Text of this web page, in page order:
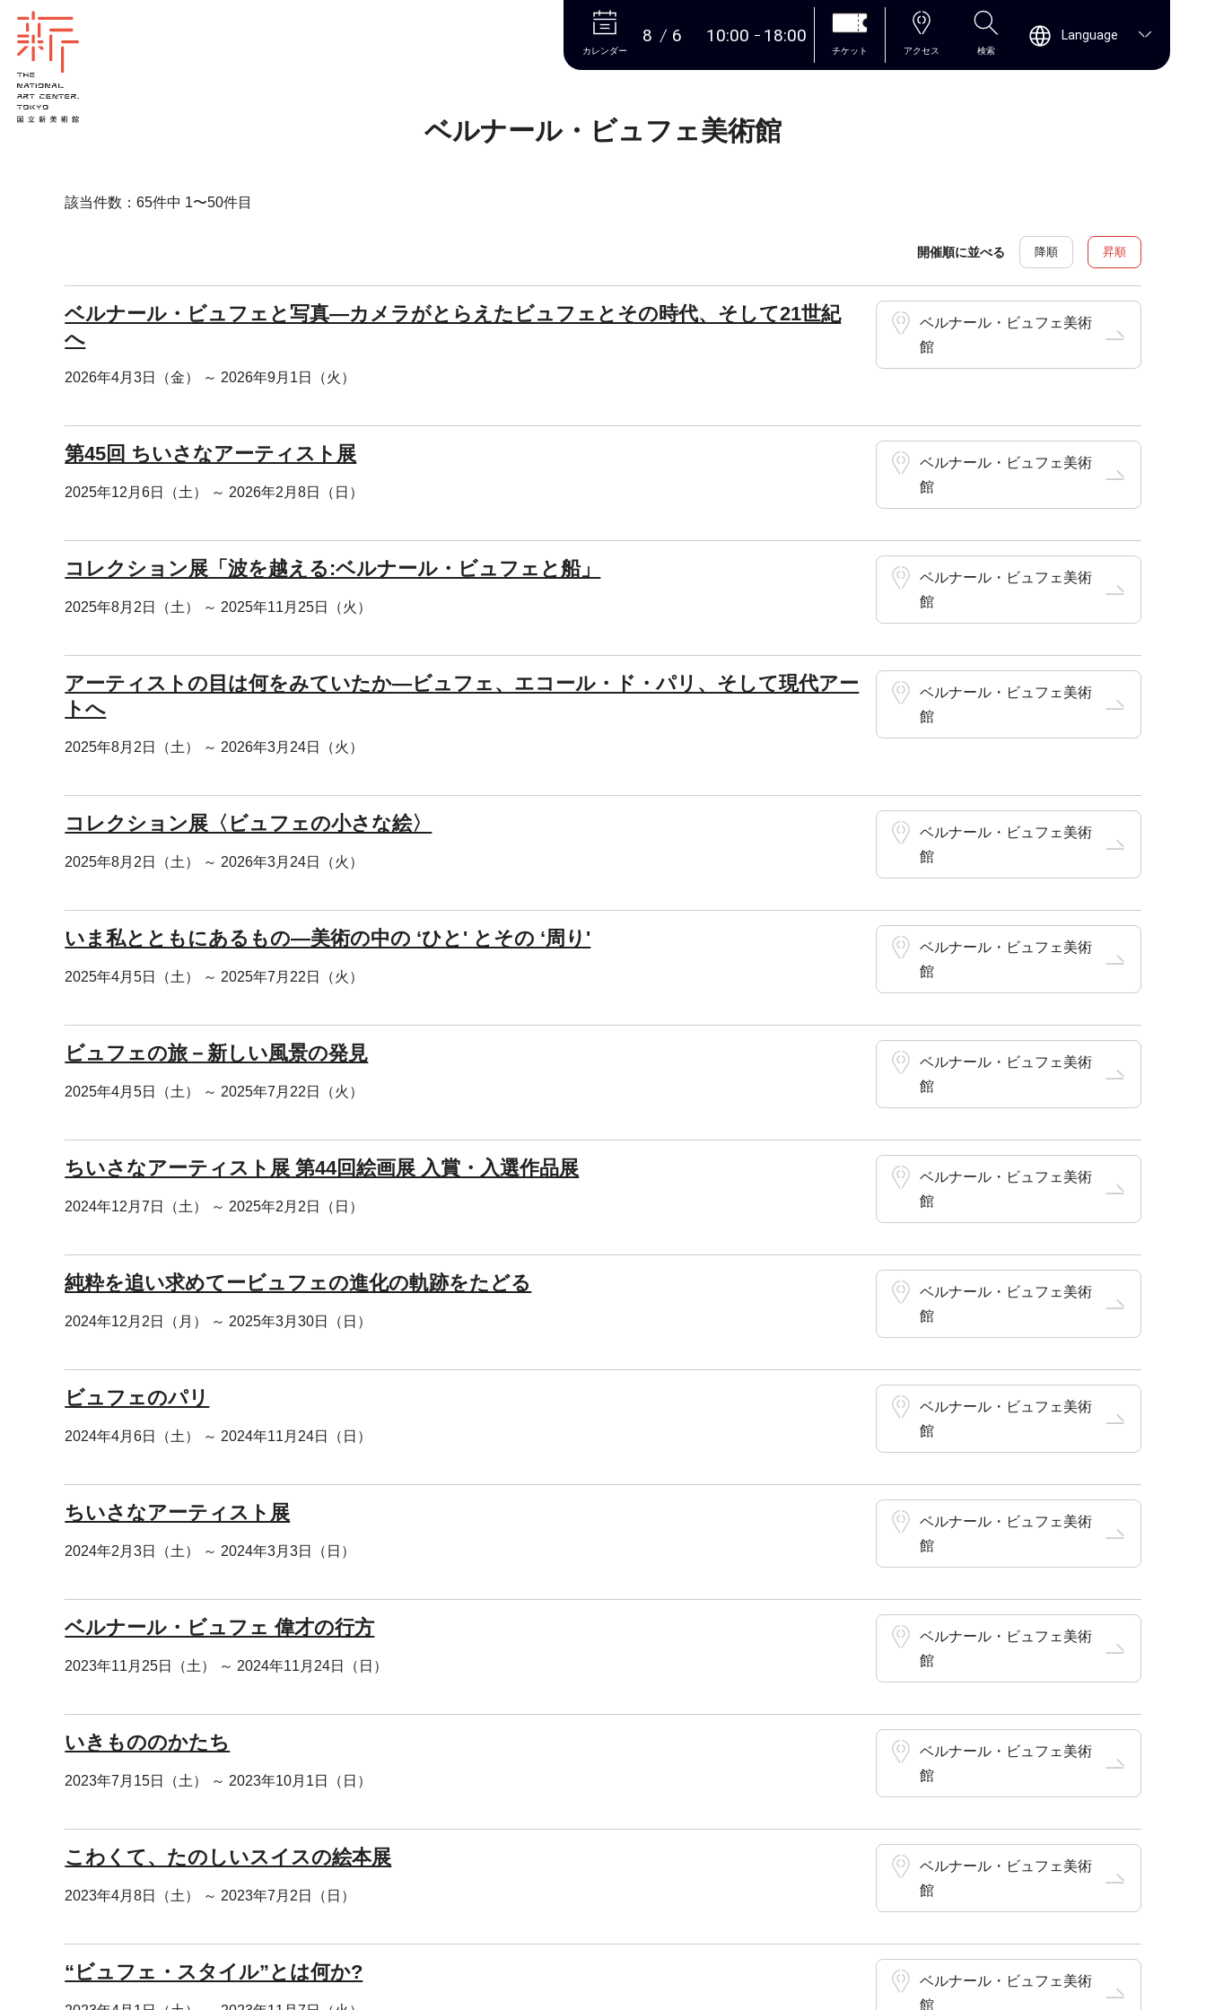
本文へ
カレンダー
8 6 10:00 18:00
チケット アクセス 検索
Language
ベルナール・ビュフェ美術館
該当件数：65件中 1〜50件目
開催順に並べる 降順 昇順
ベルナール・ビュフェと写真―カメラがとらえたビュフェとその時代、そして21世紀
へ
2026年4月3日（金） ～ 2026年9月1日（火）
ベルナール・ビュフェ美術
館
第45回 ちいさなアーティスト展
2025年12月6日（土） ～ 2026年2月8日（日）
ベルナール・ビュフェ美術
館
コレクション展「波を越える:ベルナール・ビュフェと船」
2025年8月2日（土） ～ 2025年11月25日（火）
ベルナール・ビュフェ美術
館
アーティストの目は何をみていたか―ビュフェ、エコール・ド・パリ、そして現代アー
トへ
2025年8月2日（土） ～ 2026年3月24日（火）
ベルナール・ビュフェ美術
館
コレクション展〈ビュフェの小さな絵〉
2025年8月2日（土） ～ 2026年3月24日（火）
ベルナール・ビュフェ美術
館
いま私とともにあるもの―美術の中の ‘ひと' とその ‘周り'
2025年4月5日（土） ～ 2025年7月22日（火）
ベルナール・ビュフェ美術
館
ビュフェの旅－新しい風景の発見
2025年4月5日（土） ～ 2025年7月22日（火）
ベルナール・ビュフェ美術
館
ちいさなアーティスト展 第44回絵画展 入賞・入選作品展
2024年12月7日（土） ～ 2025年2月2日（日）
ベルナール・ビュフェ美術
館
純粋を追い求めてービュフェの進化の軌跡をたどる
2024年12月2日（月） ～ 2025年3月30日（日）
ベルナール・ビュフェ美術
館
ビュフェのパリ
2024年4月6日（土） ～ 2024年11月24日（日）
ベルナール・ビュフェ美術
館
ちいさなアーティスト展
2024年2月3日（土） ～ 2024年3月3日（日）
ベルナール・ビュフェ美術
館
ベルナール・ビュフェ 偉才の行方
2023年11月25日（土） ～ 2024年11月24日（日）
ベルナール・ビュフェ美術
館
いきもののかたち
2023年7月15日（土） ～ 2023年10月1日（日）
ベルナール・ビュフェ美術
館
こわくて、たのしいスイスの絵本展
2023年4月8日（土） ～ 2023年7月2日（日）
ベルナール・ビュフェ美術
館
“ビュフェ・スタイル”とは何か?
ベルナール・ビュフェ美術
館